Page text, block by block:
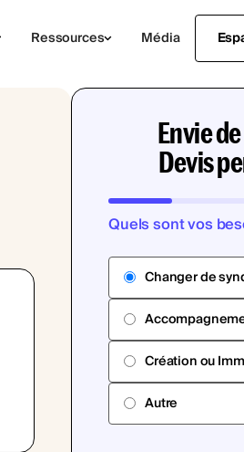
Ressources Média
Envie
Devis
Quels sont vos
Changer de
Création ou
Autre